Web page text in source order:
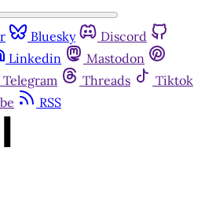
Bluesky
Discord
Linkedin
Mastodon
Telegram Threads
Tiktok
RSS